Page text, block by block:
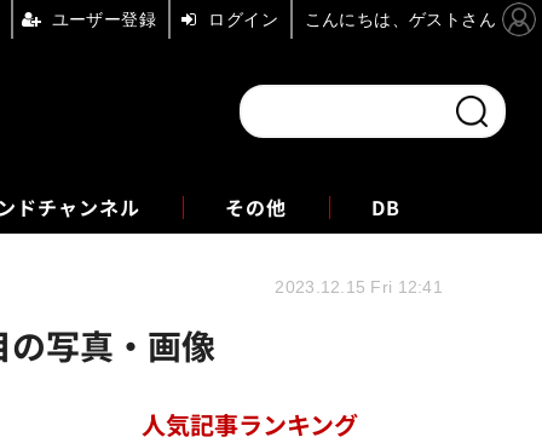
ドチャンネル
ォーエム その他 DB
写真・画像
2023.12.15 Fri 12:41
人気記事ランキング
ユーザー登録 ログイン こんにちは、ゲストさん